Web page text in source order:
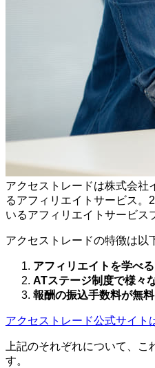
アクセストレードは株式会社
るアフィリエイトサービス。
いるアフィリエイトサービス
アクセストレードの特徴は以
アフィリエイトを学べ
ATステージ制度で様々
報酬の振込手数料が無料
アクセストレード公式サイト
上記のそれぞれについて、
す。